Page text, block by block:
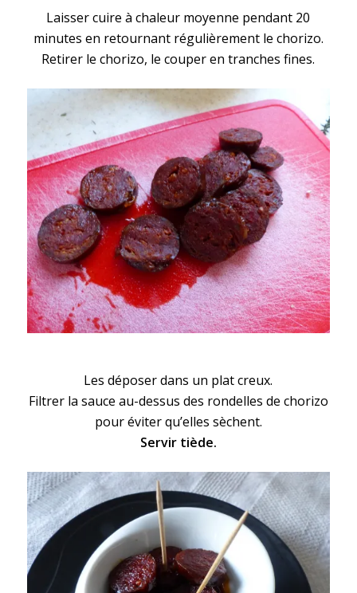
Laisser cuire à chaleur moyenne pendant 20
minutes en retournant régulièrement le chorizo.
Retirer le chorizo, le couper en tranches fines.
Les déposer dans un plat creux.
Filtrer la sauce au-dessus des rondelles de chorizo
pour éviter qu’elles sèchent.
Servir tiède.